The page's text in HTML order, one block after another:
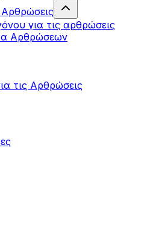
για τις αρθρώσεις
Αρθρώσεων
τις Αρθρώσεις